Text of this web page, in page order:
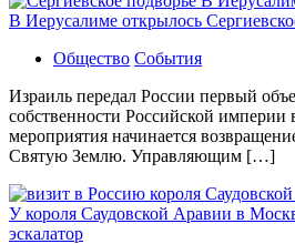
В Иерусалиме открылось
Общество События
Израиль передал России первый
собственности Российской
мероприятия начинается
Святую Землю. Управляющим […]
У короля Саудовской Аравии в
эскалатор